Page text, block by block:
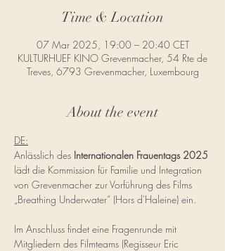
Time & Location
07 Mar 2025, 19:00 – 20:40 CET
KULTURHUEF KINO Grevenmacher, 54 Rte de
Treves, 6793 Grevenmacher, Luxembourg
About the event
DE:
Anlässlich des Internationalen Frauentags 2025
lädt die Kommission für Familie und Integration
von Grevenmacher zur Vorführung des Films
„Breathing Underwater“ (Hors d'Haleine) ein.
Im Anschluss findet eine Fragenrunde mit
Mitgliedern des Filmteams (Regisseur Eric